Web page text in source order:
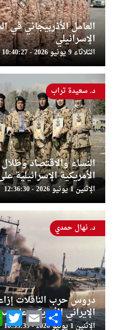
العامل الأذربيجاني في
الإسرائيلي
الثلاثاء 9 يونيو 2026 - 10:40:27
النساء والاقتصاد
الأمريكية الإسرائيلية
الإثنين 1 يونيو 2026 - 12:36:30
د. سعيدة تراب
دروس حرب الناقلات
الإيراني الأمريكي على
الإثنين 1 يونيو 2026 - 10:35:39
د. نهال حمدي
Twitter Email Share